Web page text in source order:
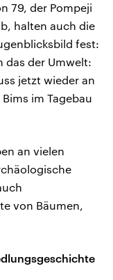
79, der Pompeji
halten auch die
fest:
das der Umwelt:
jetzt wieder an
im Tagebau
an vielen
von Bäumen,